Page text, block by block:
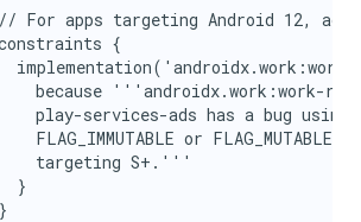
For apps targeting Android 12, add
{
because '''androidx.work:work-
play-services-ads has a bug using
FLAG_IMMUTABLE or FLAG_MUTABLE
targeting S+.'''
}